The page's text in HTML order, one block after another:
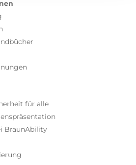
für alle
BraunAbility